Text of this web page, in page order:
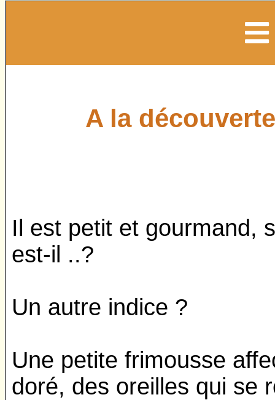
A la
Il est petit et gourmand,
est-il ..?
Un autre indice ?
Une petite frimousse
doré, des oreilles qui se